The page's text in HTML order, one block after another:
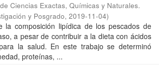
Ciencias Exactas, Químicas y Naturales.
y Posgrado, 2019-11-04)
la composición lipídica de los pescados de
a pesar de contribuir a la dieta con ácidos
la salud. En este trabajo se determinó
proteínas, ...